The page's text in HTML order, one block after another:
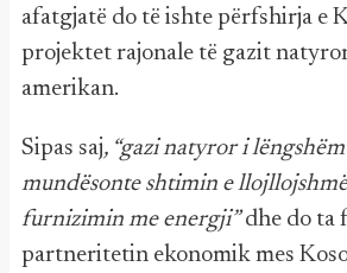
afatgjatë do të ishte përfshirja e
projektet rajonale të gazit
amerikan.
Sipas saj, “gazi natyror i
mundësonte shtimin e
furnizimin me energji”dhe do ta
partneritetin ekonomik mes